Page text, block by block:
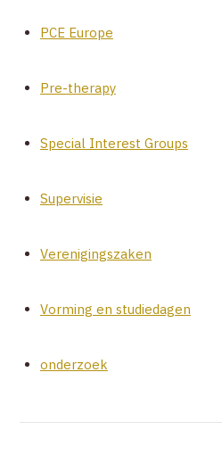
PCE Europe
Pre-therapy
Special Interest Groups
Supervisie
Verenigingszaken
Vorming en studiedagen
onderzoek